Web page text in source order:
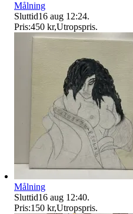
Målning
Sluttid16 aug 12:24.
Pris:450 kr,Utropspris.
Målning
Sluttid16 aug 12:40.
Pris:150 kr,Utropspris.